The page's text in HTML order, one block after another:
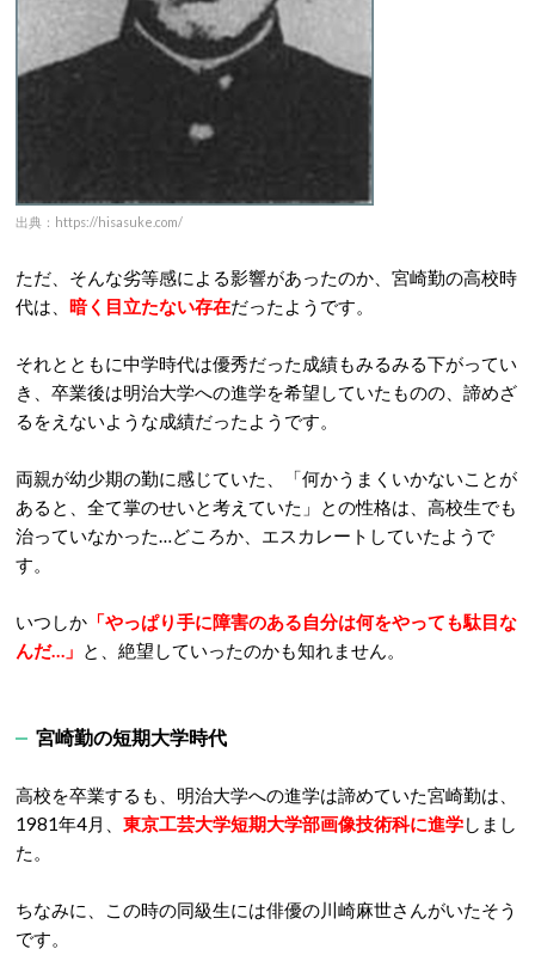
出典：https://hisasuke.com/
ただ、そんな劣等感による影響があったのか、宮崎勤の高校時
代は、 暗く目立たない存在だったようです。
それとともに中学時代は優秀だった成績もみるみる下がってい
き、卒業後は明治大学への進学を希望していたものの、諦めざ
るをえないような成績だったようです。
両親が幼少期の勤に感じていた、「何かうまくいかないことが
あると、全て掌のせいと考えていた」との性格は、高校生でも
治っていなかった…どころか、エスカレートしていたようで
す。
いつしか 「やっぱり手に障害のある自分は何をやっても駄目な
んだ…」 と、絶望していったのかも知れません。
宮崎勤の短期大学時代
高校を卒業するも、明治大学への進学は諦めていた宮崎勤は、
1981年4月、 東京工芸大学短期大学部画像技術科に進学しまし
た。
ちなみに、この時の同級生には俳優の川崎麻世さんがいたそう
です。